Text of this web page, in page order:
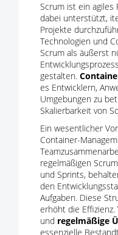
Scrum ist ein agiles
dabei unterstützt,
Projekte
Technologien und
Scrum als äußerst
gestalten.
es Entwicklern,
Umgebungen zu
Skalierbarkeit von
Ein wesentlicher
Container-
regelmäßigen
und Sprints,
den
Aufgaben. Diese
erhöht die Effizienz.
und regelmäßige
essenzielle